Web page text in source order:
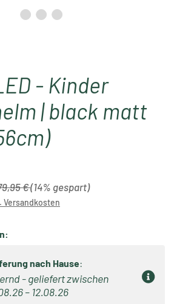
- Kinder
| black matt
Preis:
€(14% gespart)
Versandkosten
nach Hause:
- geliefert zwischen
– 12.08.26